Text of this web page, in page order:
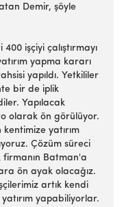
Demir, şöyle
işçiyi çalıştırmayı
yapma kararı
yapıldı. Yetkililer
bir de iplik
Yapılacak
olarak ön görülüyor.
yatırım
Çözüm süreci
firmanın Batman'a
ön ayak olacağız.
artık kendi
yapabiliyorlar.